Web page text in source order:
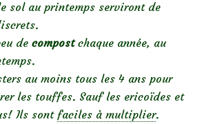
sol au printemps serviront de
de compostchaque année, au
au moins tous les 4 ans pour
les touffes. Sauf les ericoïdes et
Ils sont faciles à multiplier.